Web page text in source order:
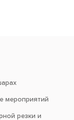
мероприятий
резки и